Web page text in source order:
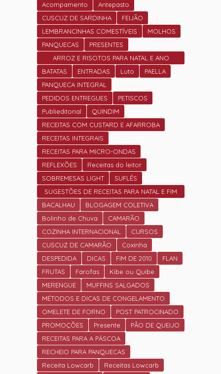
Acompamento
Antepasto
CUSCUZ DE SARDINHA
FEIJÃO
LEMBRANCINHAS COMESTÍVEIS
MOLHOS
PANQUECAS
PRESENTES
ARROZ E RISOTOS PARA NATAL E ANO
NOVO
BATATAS ENTRADAS Luto
PAELLA
PANQUECA INTEGRAL
PEDIDOS ENTREGUES
PETISCOS
Publieditorial
QUINDIM
RECEITAS COM CUSTARD E AFARROBA
RECEITAS INTEGRAIS
RECEITAS PARA MICRO-ONDAS
REFLEXÕES
Receitas do leitor
SOBREMESAS LIGHT
SUFLÊS
SUGESTÕES DE RECEITAS PARA NATAL E FIM
DE ANO.
BACALHAU
BLOGAGEM COLETIVA
Bolinho de Chuva
CAMARÃO
COZINHA INTERNACIONAL
CURSOS
CUSCUZ DE CAMARÃO
Coxinha
DESPEDIDA
DICAS FIM DE 2010
FLAN
FRUTAS
Farofas
Kibe ou Quibe
MERENGUE
MUFFINS SALGADOS
MÉTODOS E DICAS DE CONGELAMENTO
OMELETE DE FORNO
POST PATROCINADO
PROMOÇÕES
Presente
PÃO DE QUEIJO
RECEITAS PARA A PÁSCOA
RECHEIO PARA PANQUECAS
Receita Lowcarb
Receitas Lowcarb